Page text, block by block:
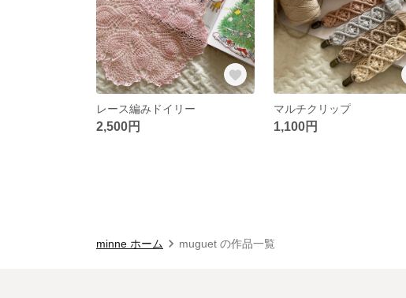
レース編みドイリー
2,500円
マルチクリップ
1,100円
minne ホーム muguet の作品一覧